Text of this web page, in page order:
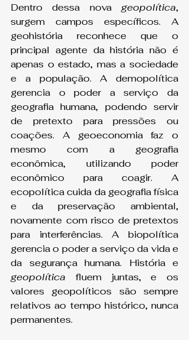
Dentro dessa nova geopolítica,
surgem campos específicos. A
geohistória reconhece que o
principal agente da história não é
apenas o estado, mas a sociedade
e a população. A demopolítica
gerencia o poder a serviço da
geografia humana, podendo servir
de pretexto para pressões ou
coações. A geoeconomia faz o
mesmo com a geografia
econômica, utilizando poder
econômico para coagir. A
ecopolítica cuida da geografia física
e da preservação ambiental,
novamente com risco de pretextos
para interferências. A biopolítica
gerencia o poder a serviço da vida e
geopolítica fluem juntas, e os
valores geopolíticos são sempre
relativos ao tempo histórico, nunca
permanentes.